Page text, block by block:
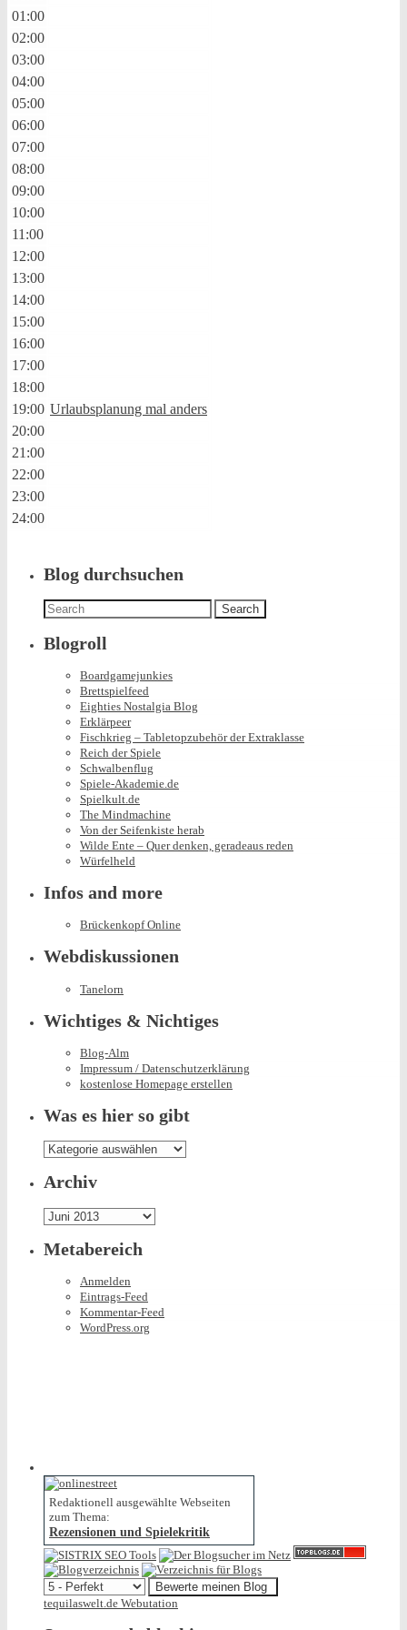
01:00
02:00
03:00
04:00
05:00
06:00
07:00
08:00
09:00
10:00
11:00
12:00
13:00
14:00
15:00
16:00
17:00
18:00
19:00 Urlaubsplanung mal anders
20:00
21:00
22:00
23:00
24:00
Blog durchsuchen
Search
for:
Blogroll
Boardgamejunkies
Brettspielfeed
Eighties Nostalgia Blog
Erklärpeer
Fischkrieg – Tabletopzubehör der Extraklasse
Reich der Spiele
Schwalbenflug
Spiele-Akademie.de
Spielkult.de
The Mindmachine
Von der Seifenkiste herab
Wilde Ente – Quer denken, geradeaus reden
Würfelheld
Infos and more
Brückenkopf Online
Webdiskussionen
Tanelorn
Wichtiges & Nichtiges
Blog-Alm
Impressum / Datenschutzerklärung
kostenlose Homepage erstellen
Was es hier so gibt
Was
es
hier
so
gibt
Archiv
Archiv
Metabereich
Anmelden
Eintrags-Feed
Kommentar-Feed
WordPress.org
Redaktionell ausgewählte Webseiten
zum Thema:
Rezensionen und Spielekritik
tequilaswelt.de Webutation